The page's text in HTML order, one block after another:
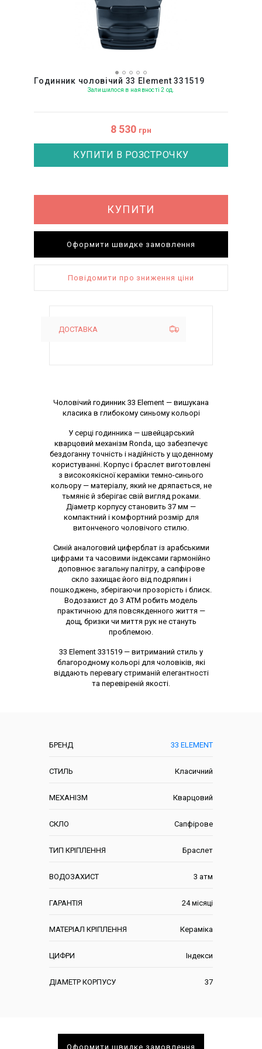
Годинник чоловічий 33 Element 331519
Залишилося в наявності 2 од.
8 530 грн
КУПИТИ В РОЗСТРОЧКУ
КУПИТИ
Оформити швидке замовлення
Повідомити про зниження ціни
ДОСТАВКА
БРЕНД 33 ELEMENT
СТИЛЬ Класичний
МЕХАНІЗМ Кварцовий
СКЛО Сапфірове
ТИП КРІПЛЕННЯ Браслет
ВОДОЗАХИСТ 3 атм
ГАРАНТІЯ 24 місяці
МАТЕРІАЛ КРІПЛЕННЯ Кераміка
ЦИФРИ Індекси
ДІАМЕТР КОРПУСУ 37
Опис товару
Чоловічий годинник 33 Element — вишукана
класика в глибокому синьому кольорі
У серці годинника — швейцарський
кварцовий механізм Ronda, що забезпечує
бездоганну точність і надійність у щоденному
користуванні. Корпус і браслет виготовлені
з високоякісної кераміки темно-синього
кольору — матеріалу, який не дряпається, не
тьмяніє й зберігає свій вигляд роками.
Діаметр корпусу становить 37 мм —
компактний і комфортний розмір для
витонченого чоловічого стилю.
Синій аналоговий циферблат із арабськими
цифрами та часовими індексами гармонійно
доповнює загальну палітру, а сапфірове
скло захищає його від подряпин і
пошкоджень, зберігаючи прозорість і блиск.
Водозахист до 3 ATM робить модель
практичною для повсякденного життя —
дощ, бризки чи миття рук не стануть
проблемою.
33 Element 331519 — витриманий стиль у
благородному кольорі для чоловіків, які
віддають перевагу стриманій елегантності
та перевіреній якості.
Оформити швидке замовлення